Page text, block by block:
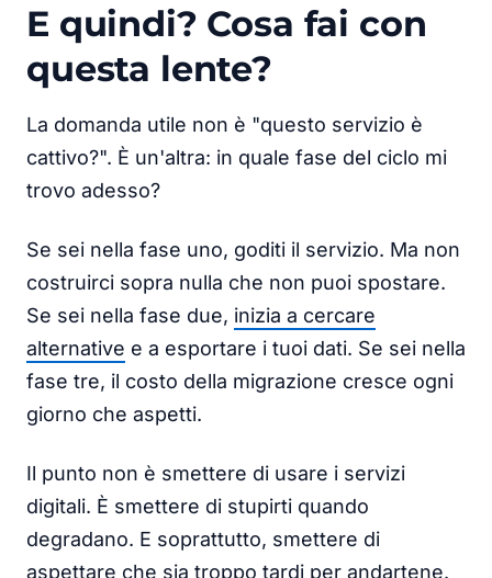
E quindi? Cosa fai con
questa lente?
La domanda utile non è "questo servizio è
cattivo?". È un'altra: in quale fase del ciclo mi
trovo adesso?
Se sei nella fase uno, goditi il servizio. Ma non
costruirci sopra nulla che non puoi spostare.
Se sei nella fase due, inizia a cercare
alternative e a esportare i tuoi dati. Se sei nella
fase tre, il costo della migrazione cresce ogni
giorno che aspetti.
Il punto non è smettere di usare i servizi
digitali. È smettere di stupirti quando
degradano. E soprattutto, smettere di
aspettare che sia troppo tardi per andartene.